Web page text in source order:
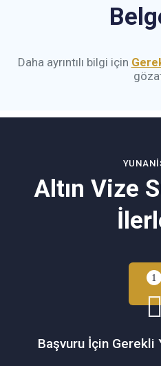
Daha ayrıntılı bilgi için
Altın Vize
Başvuru İçin Gerekli